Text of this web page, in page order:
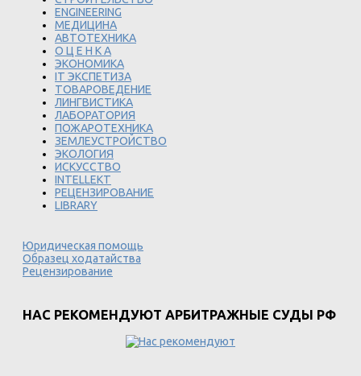
ENGINEERING
МЕДИЦИНА
АВТОТЕХНИКА
О Ц Е Н К А
ЭКОНОМИКА
IT ЭКСПЕТИЗА
ТОВАРОВЕДЕНИЕ
ЛИНГВИСТИКА
ЛАБОРАТОРИЯ
ПОЖАРОТЕХНИКА
ЗЕМЛЕУСТРОЙСТВО
ЭКОЛОГИЯ
ИСКУССТВО
INTELLEKT
РЕЦЕНЗИРОВАНИЕ
LIBRARY
Юридическая помощь
Образец ходатайства
Рецензирование
НАС РЕКОМЕНДУЮТ АРБИТРАЖНЫЕ СУДЫ РФ